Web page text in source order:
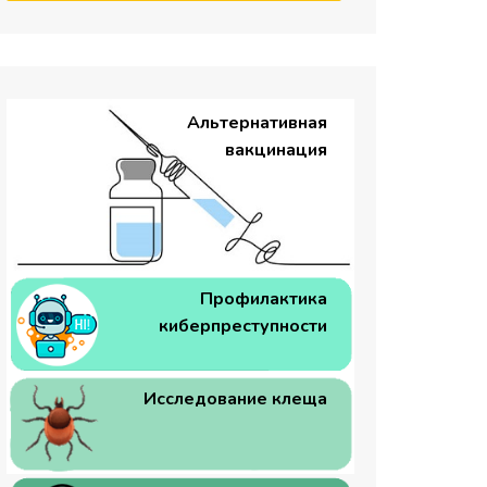
Альтернативная
вакцинация
Профилактика
киберпреступности
Исследование клеща